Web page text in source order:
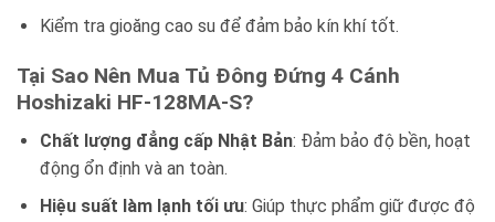
Kiểm tra gioăng cao su để đảm bảo kín khí tốt.
Tại Sao Nên Mua Tủ Đông Đứng 4 Cánh
Hoshizaki HF-128MA-S?
Chất lượng đẳng cấp Nhật Bản: Đảm bảo độ bền, hoạt
động ổn định và an toàn.
Hiệu suất làm lạnh tối ưu: Giúp thực phẩm giữ được độ